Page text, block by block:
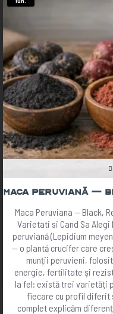
Maca Peruviana — Black,
Varietati si Cand Sa Alegi
peruviană (Lepidium
— o plantă crucifer care
munții peruvieni,
energie, fertilitate și
la fel: există trei varietăți
fiecare cu profil diferit
complet explicăm